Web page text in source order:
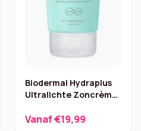
Biodermal Hydraplus
Ultralichte Zoncrème
Vanaf €19,99